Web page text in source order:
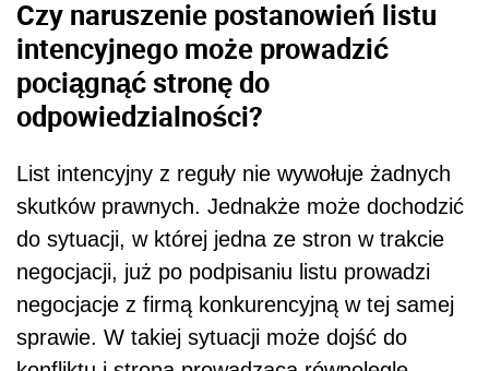
Czy naruszenie postanowień listu
intencyjnego może prowadzić
pociągnąć stronę do
odpowiedzialności?
List intencyjny z reguły nie wywołuje żadnych
skutków prawnych. Jednakże może dochodzić
do sytuacji, w której jedna ze stron w trakcie
negocjacji, już po podpisaniu listu prowadzi
negocjacje z firmą konkurencyjną w tej samej
sprawie. W takiej sytuacji może dojść do